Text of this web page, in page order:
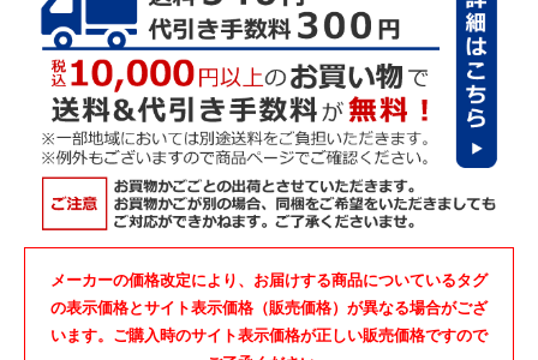
メーカーの価格改定により、お届けする商品についているタグ
の表示価格とサイト表示価格（販売価格）が異なる場合がござ
います。ご購入時のサイト表示価格が正しい販売価格ですので